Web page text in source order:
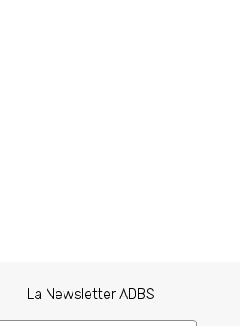
La Newsletter ADBS